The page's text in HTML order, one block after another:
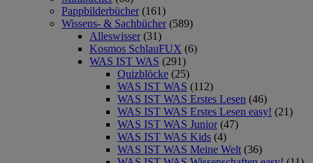
Pappbilderbücher (161)
Wissens- & Sachbücher (589)
Alleswisser (31)
Kosmos SchlauFUX (6)
WAS IST WAS (291)
Quizblöcke (25)
WAS IST WAS (112)
WAS IST WAS Erstes Lesen (46)
WAS IST WAS Erstes Lesen easy! (21)
WAS IST WAS Junior (47)
WAS IST WAS Kids (4)
WAS IST WAS Meine Welt (36)